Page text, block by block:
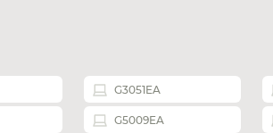
G3051EA
G5009EA